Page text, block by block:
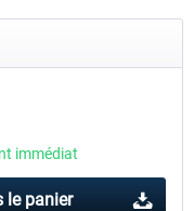
Airport Stuttgart XP
immédiat
le panier